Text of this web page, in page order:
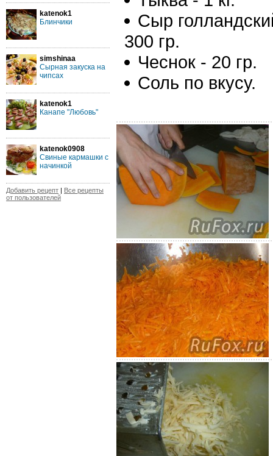
katenok1
Блинчики
simshinaa
Сырная закуска на
чипсах
katenok1
Канапе "Любовь"
katenok0908
Свиные кармашки с
начинкой
Добавить рецепт | Все рецепты
от пользователей
Сыр
300 гр.
Чеснок - 20 гр.
Соль по вкусу.